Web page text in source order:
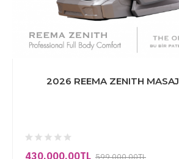
2026 REEMA ZENITH
430.000,00TL 599.000,00TL